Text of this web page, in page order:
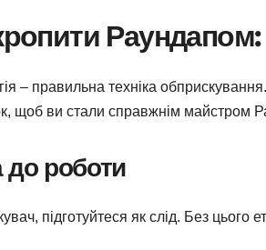
Раундапом:
– правильна техніка
щоб ви стали справжнім майстром
до роботи
підготуйтеся як слід. Без цього